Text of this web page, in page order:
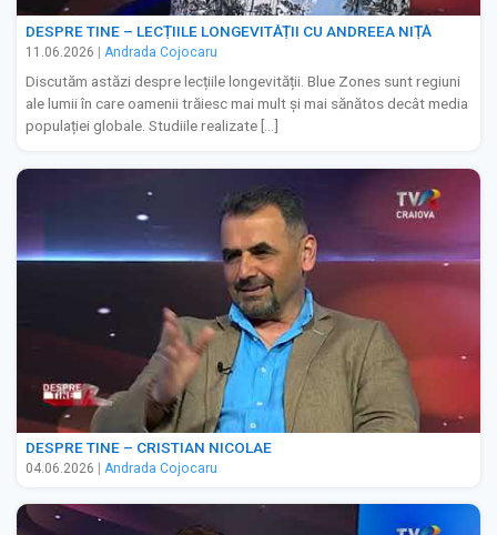
DESPRE TINE – LECȚIILE LONGEVITĂȚII CU ANDREEA NIȚĂ
11.06.2026 | Andrada Cojocaru
Discutăm astăzi despre lecțiile longevității. Blue Zones sunt regiuni
ale lumii în care oamenii trăiesc mai mult și mai sănătos decât media
populației globale. Studiile realizate […]
DESPRE TINE – CRISTIAN NICOLAE
04.06.2026 Andrada Cojocaru